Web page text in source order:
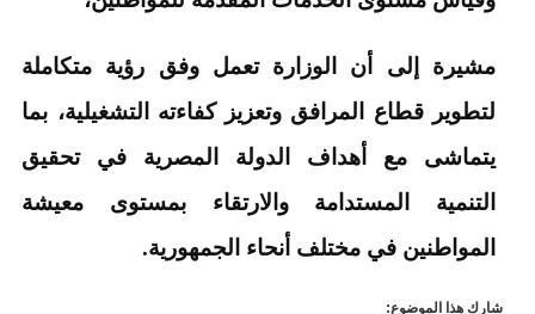
مشيرة إلى أن الوزارة تعمل وفق رؤية متكاملة
لتطوير قطاع المرافق وتعزيز كفاءته التشغيلية، بما
يتماشى مع أهداف الدولة المصرية في تحقيق
التنمية المستدامة والارتقاء بمستوى معيشة
المواطنين في مختلف أنحاء الجمهورية.
شارك هذا الموضوع: